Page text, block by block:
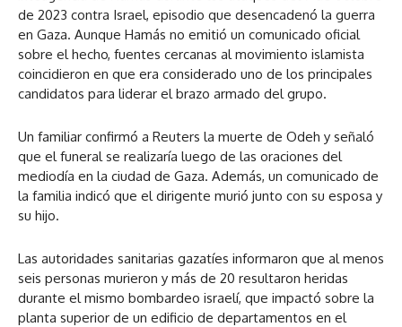
de 2023 contra Israel, episodio que desencadenó la guerra
en Gaza. Aunque Hamás no emitió un comunicado oficial
sobre el hecho, fuentes cercanas al movimiento islamista
coincidieron en que era considerado uno de los principales
candidatos para liderar el brazo armado del grupo.
Un familiar confirmó a Reuters la muerte de Odeh y señaló
que el funeral se realizaría luego de las oraciones del
mediodía en la ciudad de Gaza. Además, un comunicado de
la familia indicó que el dirigente murió junto con su esposa y
su hijo.
Las autoridades sanitarias gazatíes informaron que al menos
seis personas murieron y más de 20 resultaron heridas
durante el mismo bombardeo israelí, que impactó sobre la
planta superior de un edificio de departamentos en el